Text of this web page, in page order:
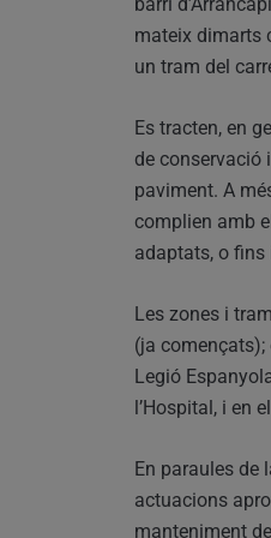
mateix dimarts
un tram del
Es tracten, en
de conservació
paviment. A
complien amb
adaptats, o fins
Les zones i
(ja començats);
Legió
l’Hospital, i en
En paraules de
actuacions
manteniment